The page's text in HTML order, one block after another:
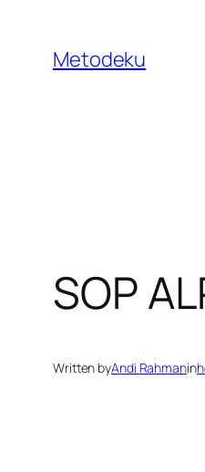
content
Metodeku
SOP
Written byAndi Rahmanin